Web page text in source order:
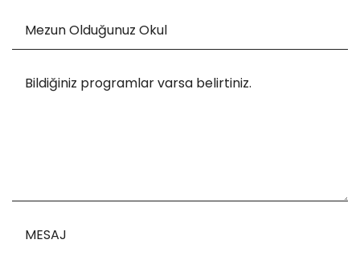
Mezun Olduğunuz Okul
Bildiğiniz programlar varsa belirtiniz.
MESAJ